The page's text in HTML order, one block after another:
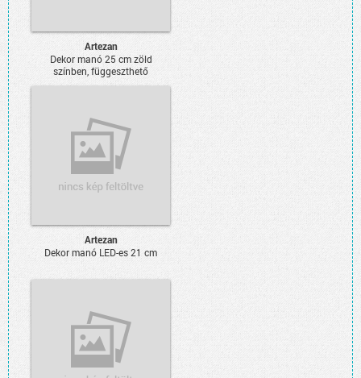
Artezan
Dekor manó 25 cm zöld
színben, függeszthető
Artezan
Dekor manó LED-es 21 cm